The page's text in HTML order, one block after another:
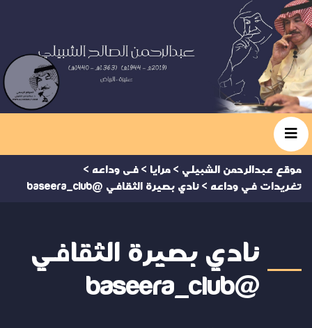
موقع عبدالرحمن الشبيلي > مرايا > فى وداعه >
تغريدات في وداعه > نادي بصيرة الثقافي @baseera_club
نادي بصيرة الثقافي
@baseera_club